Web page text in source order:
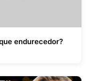
endurecedor?